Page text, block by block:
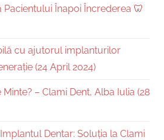
Înapoi Încrederea 🦷
cu ajutorul implanturilor
(24 April 2024)
– Clami Dent, Alba Iulia (28
Dentar: Soluția la Clami